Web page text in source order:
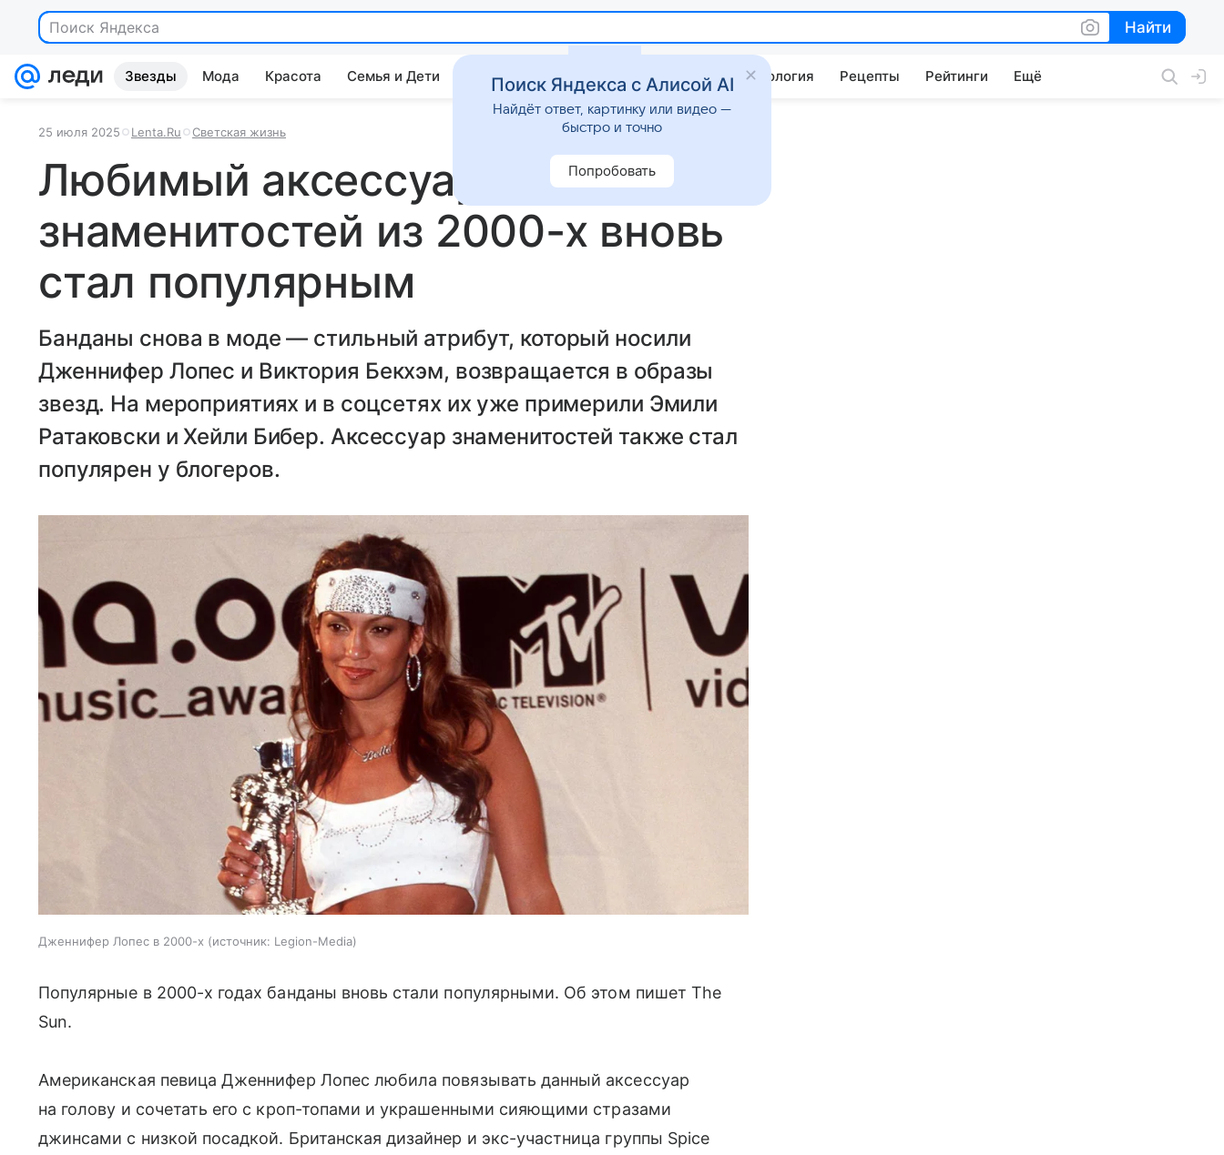
Поиск Яндекса Найти
Найти
Звезды Мода Красота Семья и Дети Дом Гороскопы Стиль жизни Психология Рецепты Рейтинги Ещё
25 июля 2025 Lenta.Ru Светская жизнь
Любимый аксессуар
знаменитостей из 2000-х вновь
стал популярным
Банданы снова в моде — стильный атрибут, который носили
Дженнифер Лопес и Виктория Бекхэм, возвращается в образы
звезд. На мероприятиях и в соцсетях их уже примерили Эмили
Ратаковски и Хейли Бибер. Аксессуар знаменитостей также стал
популярен у блогеров.
Дженнифер Лопес в 2000-х источник: Legion-Media
Популярные в 2000-х годах банданы вновь стали популярными. Об этом пишет The
Sun.
Американская певица Дженнифер Лопес любила повязывать данный аксессуар
на голову и сочетать его с кроп-топами и украшенными сияющими стразами
джинсами с низкой посадкой. Британская дизайнер и экс-участница группы Spice
Поиск Яндекса с Алисой AI
Найдёт ответ, картинку или видео —
быстро и точно
Попробовать